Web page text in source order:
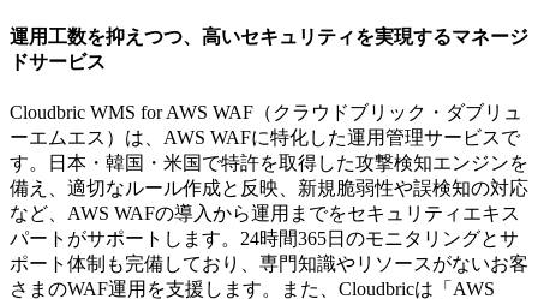
運用工数を抑えつつ、高いセキュリティを実現するマネージ
ドサービス
Cloudbric WMS for AWS WAF（クラウドブリック・ダブリュ
ーエムエス）は、AWS WAFに特化した運用管理サービスで
す。日本・韓国・米国で特許を取得した攻撃検知エンジンを
備え、適切なルール作成と反映、新規脆弱性や誤検知の対応
など、AWS WAFの導入から運用までをセキュリティエキス
パートがサポートします。24時間365日のモニタリングとサ
ポート体制も完備しており、専門知識やリソースがないお客
さまのWAF運用を支援します。また、Cloudbricは「AWS